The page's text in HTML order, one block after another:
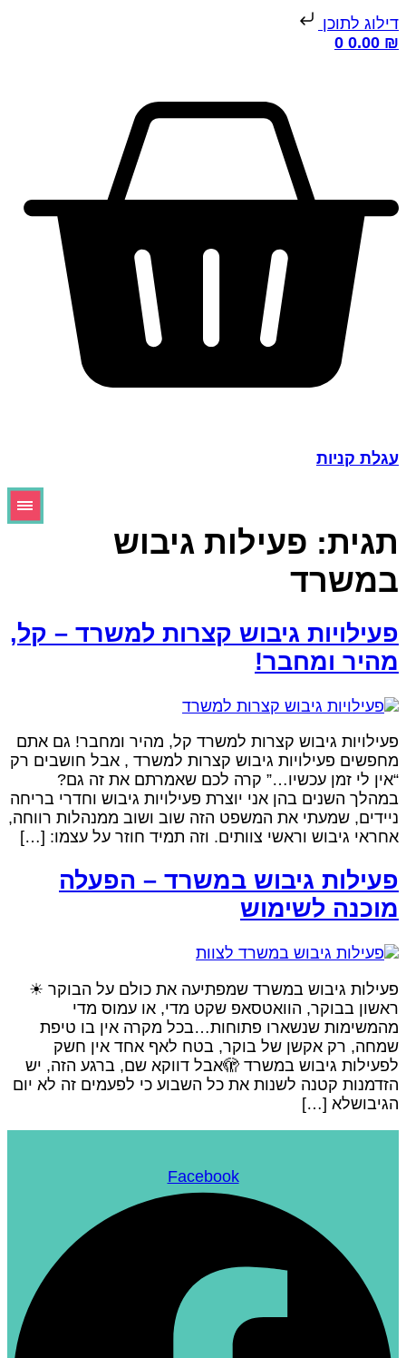
לתוכן
0.00
0
קניות
פעילות גיבוש
גיבוש קצרות למשרד – קל,
ומחבר!
גיבוש קצרות למשרד קל, מהיר ומחבר! גם אתם
פעילויות גיבוש קצרות למשרד , אבל חושבים רק
לי זמן עכשיו…” קרה לכם שאמרתם את זה גם?
השנים בהן אני יוצרת פעילויות גיבוש וחדרי בריחה
שמעתי את המשפט הזה שוב ושוב ממנהלות רווחה,
גיבוש וראשי צוותים. וזה תמיד חוזר על עצמו: […]
גיבוש במשרד – הפעלה
לשימוש
גיבוש במשרד שמפתיעה את כולם על הבוקר ☀
בבוקר, הוואטסאפ שקט מדי, או עמוס מדי
שנשארו פתוחות…בכל מקרה אין בו טיפת
רק אקשן של בוקר, בטח לאף אחד אין חשק
לפעילות גיבוש במשרד 🫣אבל דווקא שם, ברגע הזה, יש
קטנה לשנות את כל השבוע כי לפעמים זה לא יום
[…]
Facebook